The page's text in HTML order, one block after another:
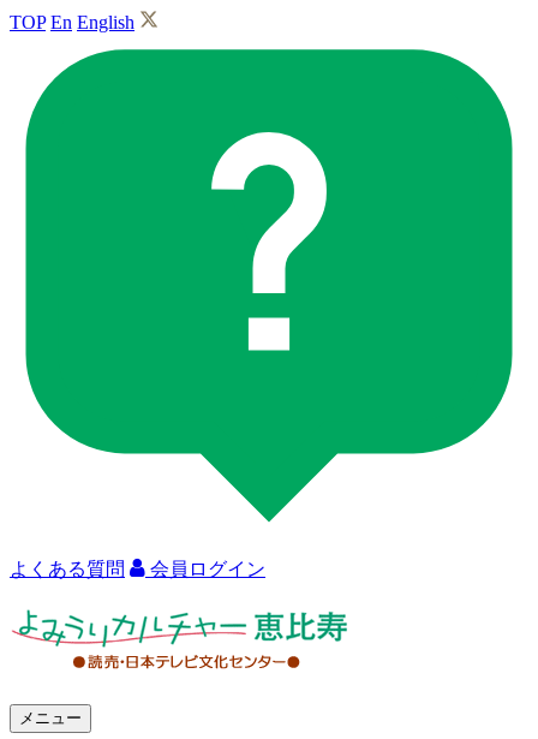
TOP En English
よくある質問 会員ログイン
メニュー